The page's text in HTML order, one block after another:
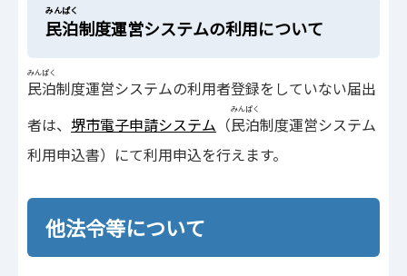
民泊
みんぱく
制度運営システムの利用について
民泊
みんぱく
制度運営システムの利用者登録をしていない届出
者は、 堺市電子申請システム （民泊
みんぱく
制度運営システム
利用申込書）にて利用申込を行えます。
他法令等について